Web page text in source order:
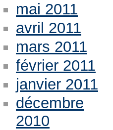
mai 2011
avril 2011
mars 2011
février 2011
janvier 2011
décembre
2010